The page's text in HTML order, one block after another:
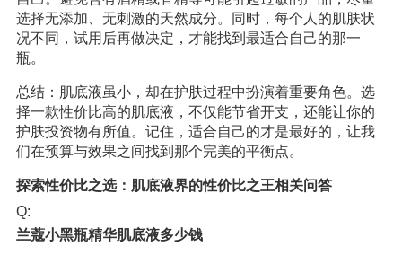
选择无添加、无刺激的天然成分。同时，每个人的肌肤状
况不同，试用后再做决定，才能找到最适合自己的那一
瓶。
总结：肌底液虽小，却在护肤过程中扮演着重要角色。选
择一款性价比高的肌底液，不仅能节省开支，还能让你的
护肤投资物有所值。记住，适合自己的才是最好的，让我
们在预算与效果之间找到那个完美的平衡点。
探索性价比之选：肌底液界的性价比之王相关问答
Q:
兰蔻小黑瓶精华肌底液多少钱